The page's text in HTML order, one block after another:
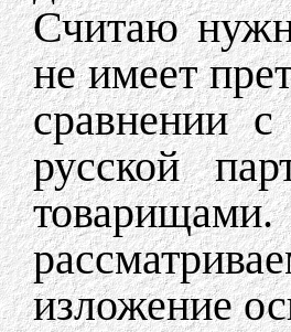
Считаю
не имеет
сравнении
русской
изложение